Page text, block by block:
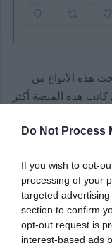
Do Not Process
If you wish to opt-
processing of your
targeted
section to confirm
opt-out request is
interest-based ads
هذه الأنواع من
هذه المنصة أكثر
المحددة بسرعة
الخاصة
أو التعليق على